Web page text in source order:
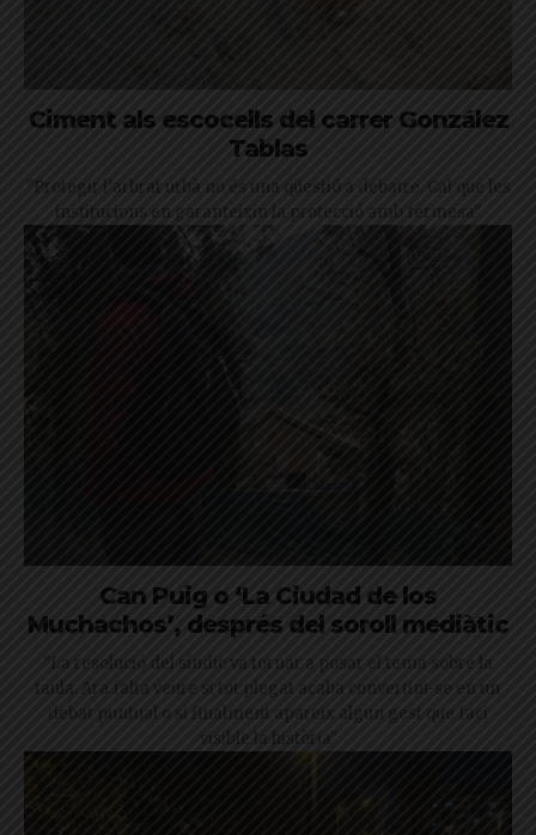
Ciment als escocells del carrer González
Tablas
"Protegir l’arbrat urbà no és una qüestió a debatre. Cal que les
institucions en garanteixin la protecció amb fermesa"
Can Puig o ‘La Ciudad de los
Muchachos’, després del soroll mediàtic
"La resolució del síndic va tornar a posar el tema sobre la
taula. Ara falta veure si tot plegat acaba convertint-se en un
debat puntual o si finalment apareix algun gest que faci
visible la història"